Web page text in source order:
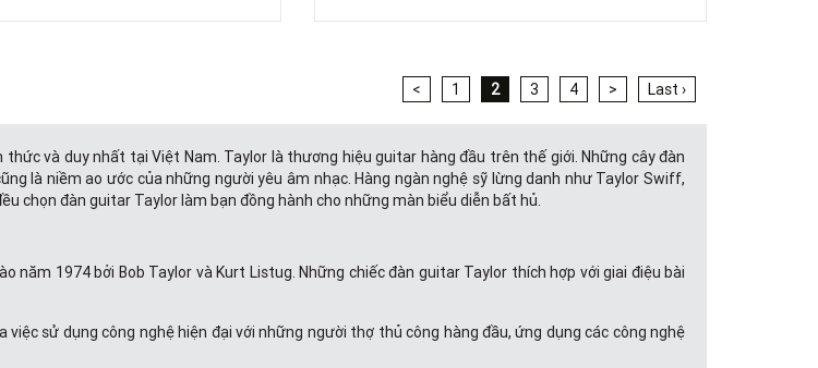
< 1 2 3 4 > Last ›
và duy nhất tại Việt Nam. Taylor là thương hiệu guitar hàng đầu trên thế giới. Những cây đàn
là niềm ao ước của những người yêu âm nhạc. Hàng ngàn nghệ sỹ lừng danh như Taylor Swiff,
chọn đàn guitar Taylor làm bạn đồng hành cho những màn biểu diễn bất hủ.
1974 bởi Bob Taylor và Kurt Listug. Những chiếc đàn guitar Taylor thích hợp với giai điệu bài
sử dụng công nghệ hiện đại với những người thợ thủ công hàng đầu, ứng dụng các công nghệ